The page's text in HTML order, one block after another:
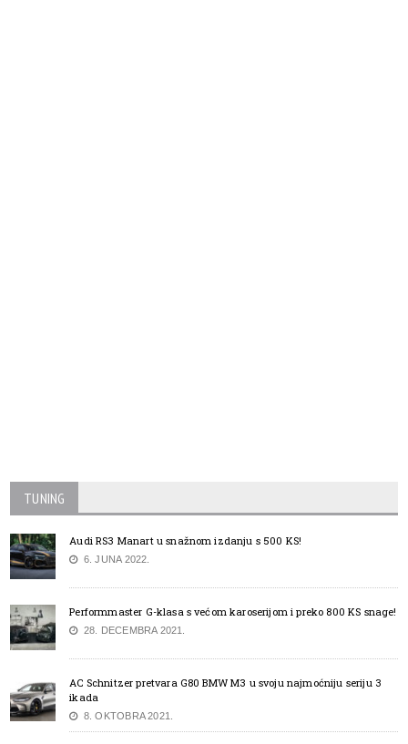
TUNING
Audi RS3 Manart u snažnom izdanju s 500 KS!
6. JUNA 2022.
Performmaster G-klasa s većom karoserijom i preko 800 KS snage!
28. DECEMBRA 2021.
AC Schnitzer pretvara G80 BMW M3 u svoju najmoćniju seriju 3
ikada
8. OKTOBRA 2021.